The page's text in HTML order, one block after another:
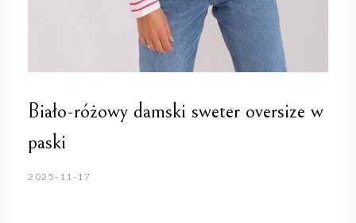
Biało-różowy damski sweter oversize w
paski
2025-11-17